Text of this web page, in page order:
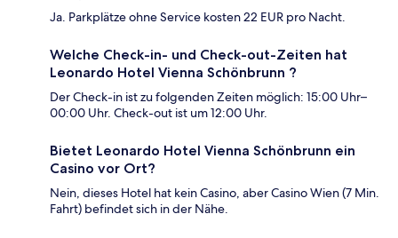
Ja. Parkplätze ohne Service kosten 22 EUR pro Nacht.
Welche Check-in- und Check-out-Zeiten hat
Leonardo Hotel Vienna Schönbrunn ?
Der Check-in ist zu folgenden Zeiten möglich: 15:00 Uhr–
00:00 Uhr. Check-out ist um 12:00 Uhr.
Bietet Leonardo Hotel Vienna Schönbrunn ein
Casino vor Ort?
Nein, dieses Hotel hat kein Casino, aber Casino Wien (7 Min.
Fahrt) befindet sich in der Nähe.